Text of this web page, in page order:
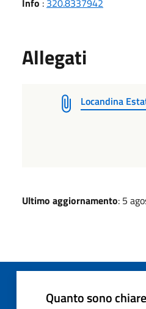
Allegati
Locandina
Ultimo aggiornamento: 5
Quanto sono